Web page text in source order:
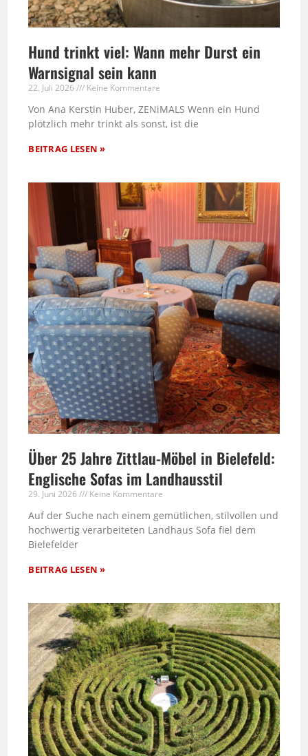
Hund trinkt viel: Wann mehr Durst ein
Warnsignal sein kann
22. Juli 2026 Keine Kommentare
Von Ana Kerstin Huber, ZENiMALS Wenn ein Hund
plötzlich mehr trinkt als sonst, ist die
BEITRAG LESEN »
Über 25 Jahre Zittlau-Möbel in Bielefeld:
Englische Sofas im Landhausstil
29. Juni 2026 Keine Kommentare
Auf der Suche nach einem gemütlichen, stilvollen und
hochwertig verarbeiteten Landhaus Sofa fiel dem
Bielefelder
BEITRAG LESEN »